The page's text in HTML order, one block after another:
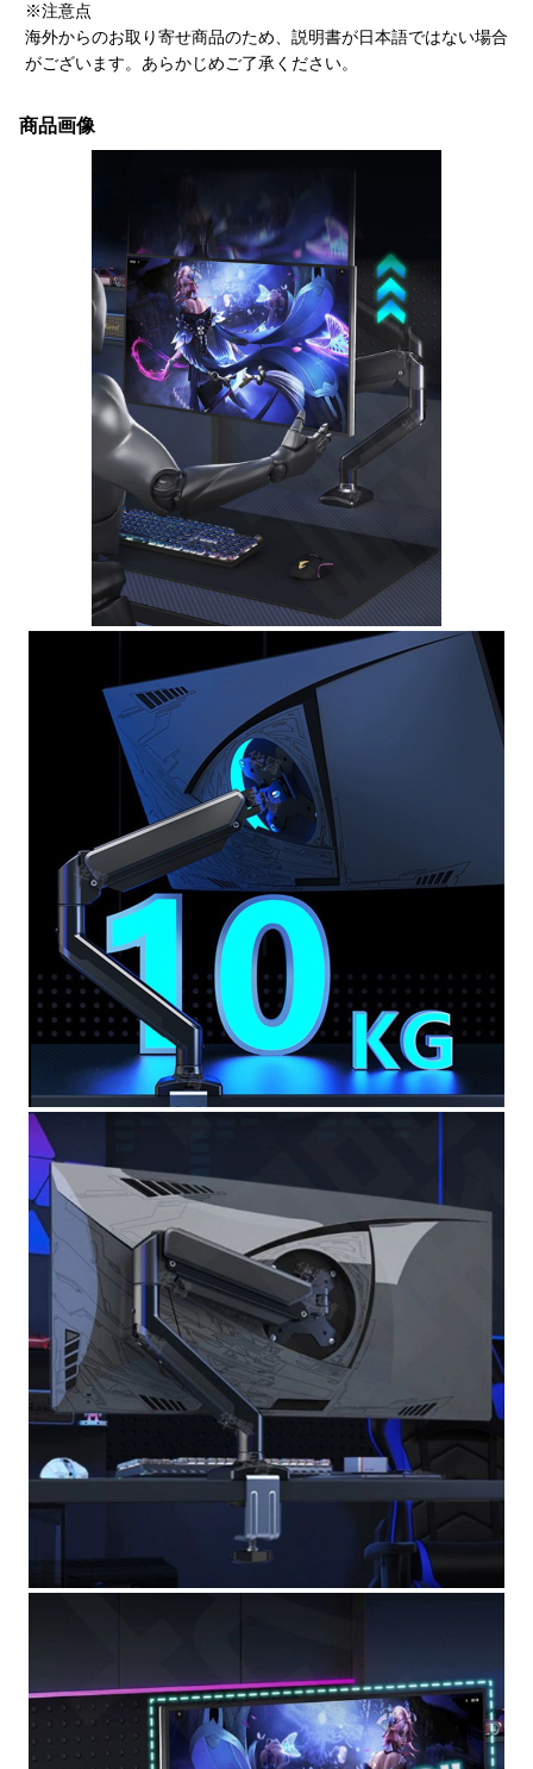
※注意点
海外からのお取り寄せ商品のため、説明書が日本語ではない場合
がございます。あらかじめご了承ください。
商品画像